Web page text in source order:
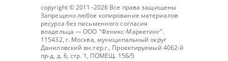
copyright © 2011–2026 Все права защищены
Запрещено любое копирование материалов
ресурса без письменного согласия
владельца — ООО "Феникс-Маркетинг".
115432, г. Москва, муниципальный округ
Даниловский вн.тер.г., Проектируемый 4062-й
пр-д, д. 6, стр. 1, ПОМЕЩ. 15Б/5